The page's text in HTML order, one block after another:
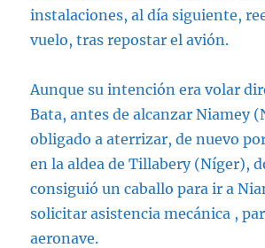
instalaciones, al día siguiente,
vuelo, tras repostar el avión.
Aunque su intención era volar
Bata, antes de alcanzar Niamey
obligado a aterrizar, de nuevo
en la aldea de Tillabery (Níger),
consiguió un caballo para ir a
solicitar asistencia mecánica ,
aeronave.